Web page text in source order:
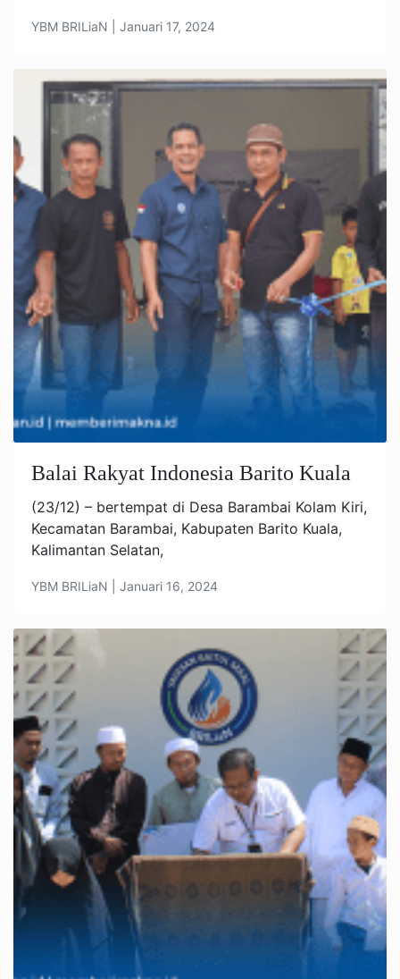
YBM BRILiaN | Januari 17, 2024
Balai Rakyat Indonesia Barito Kuala
(23/12) – bertempat di Desa Barambai Kolam Kiri,
Kecamatan Barambai, Kabupaten Barito Kuala,
Kalimantan Selatan,
YBM BRILiaN | Januari 16, 2024